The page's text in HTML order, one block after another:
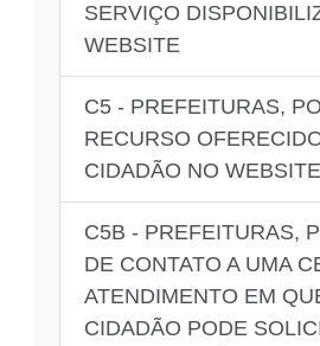
SERVIÇO
WEBSITE
C5 - PREFEITURAS,
RECURSO
CIDADÃO NO WEBSITE
C5B - PREFEITURAS,
DE CONTATO A UMA
ATENDIMENTO EM
CIDADÃO PODE